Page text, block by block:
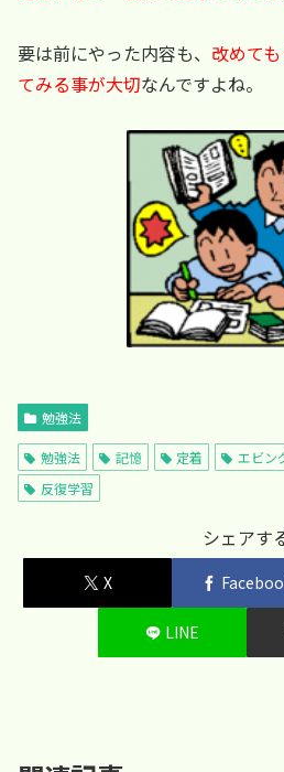
要は前にやった内容も、 改めて
てみる事が大切なんですよね。
勉強法
勉強法 記憶 定着 エビン
反復学習
シェアす
X
LINE